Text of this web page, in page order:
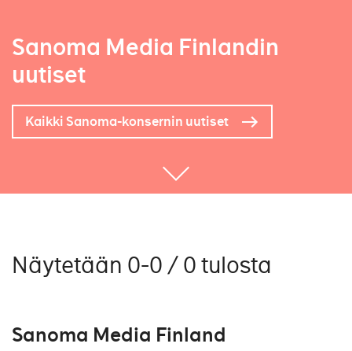
Sanoma Media Finlandin
uutiset
Kaikki Sanoma-konsernin uutiset
Näytetään 0-0 / 0 tulosta
Sanoma Media Finland